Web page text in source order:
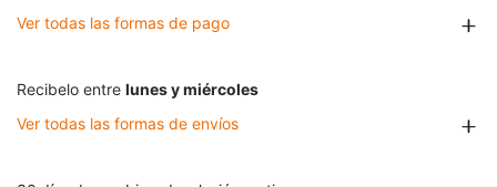
Ver todas las formas de pago
Recibelo entre lunes y miércoles
Ver todas las formas de envíos